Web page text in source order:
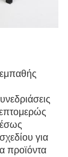
εμπαθής
για
προϊόντα